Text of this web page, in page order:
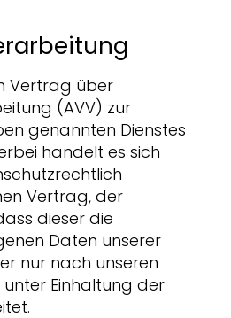
Vertrag über
(AVV) zur
genannten Dienstes
handelt es sich
Vertrag, der
dieser die
Daten unserer
nur nach unseren
unter Einhaltung der